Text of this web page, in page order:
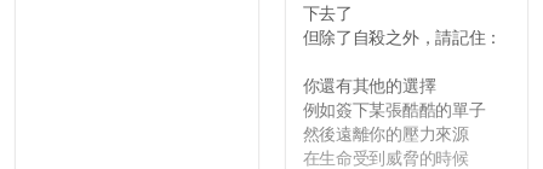
下去了
但除了自殺之外，請記住：
你還有其他的選擇
例如簽下某張酷酷的單子
然後遠離你的壓力來源
在生命受到威脅的時候